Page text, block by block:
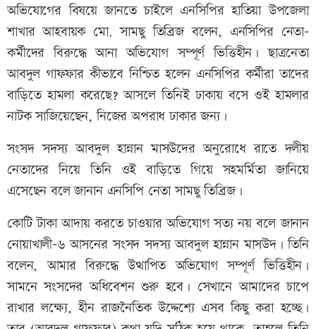
অভিযোগের বিষয়ে জানতে চাইলে এনসিপির হাতিয়া উপজেলা
শাখার আহবায়ক মো. সামছু তিব্রিজ বলেন, এনসিপির নেতা-
কর্মীদের বিরুদ্ধে আনা অভিযোগ সম্পূর্ণ ভিত্তিহীন। ছাত্রনেতা
আবদুল গাফফার কীভাবে নিশ্চিত হলেন এনসিপির কর্মীরা তাদের
বাড়িতে হামলা করেছে? আসলে তিনিই ঢাকায় বসে ওই হামলার
নাটক সাজিয়েছেন, নিজের অপরাধ ঢাকার জন্য।
সংসদ সদস্য আবদুল হান্নান মাসউদের অনুরোধে রাতে দলীয়
নেতাদের নিয়ে তিনি ওই বাড়িতে গিয়ে সহমর্মিতা জানিয়ে
এসেছেন বলে জানান এনসিপি নেতা সামছু তিব্রিজ।
কোটি টাকা আদায় করতে চাওয়ার অভিযোগ সত্য নয় বলে জানান
নোয়াখালী-৬ আসনের সংসদ সদস্য আবদুল হান্নান মাসউদ। তিনি
বলেন, আমার বিরুদ্ধে উত্থাপিত অভিযোগ সম্পূর্ণ ভিত্তিহীন।
সামনে সংসদের অধিবেশন শুরু হবে। সেখানে আমাদের চাপে
রাখার লক্ষ্যে, হীন রাজনৈতিক উদ্দেশ্যে এসব কিছু করা হচ্ছে।